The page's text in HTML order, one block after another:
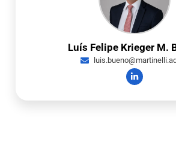
Luís Felipe Krieger M.